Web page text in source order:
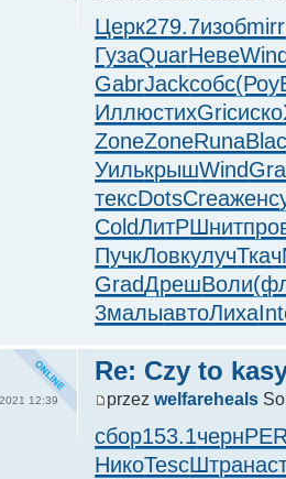
Церк279.7изобmirr
ГузаQuarНеве
GabrJackсобс(Роу
ИллюстихGricиско
ZoneZoneRuna
УилькрышWind
тексDotsCreaженс
ColdЛитРШнит
ПучкЛовкулучТкач
GradДрешВоли
3малыавтоЛиха
Re: Czy to
przezwelfareheals
сбор153.1черн
НикоTescШтра
12:39